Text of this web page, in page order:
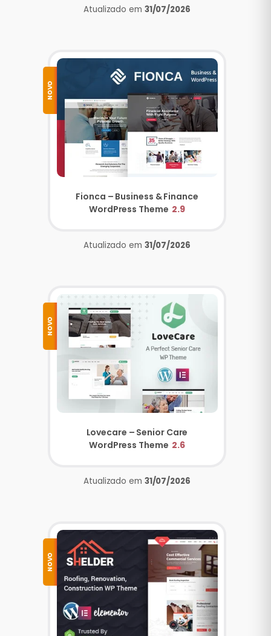
Atualizado em 31/07/2026
NOVO
Fionca – Business & Finance
WordPress Theme 2.9
Atualizado em 31/07/2026
NOVO
Lovecare – Senior Care
WordPress Theme 2.6
Atualizado em 31/07/2026
NOVO